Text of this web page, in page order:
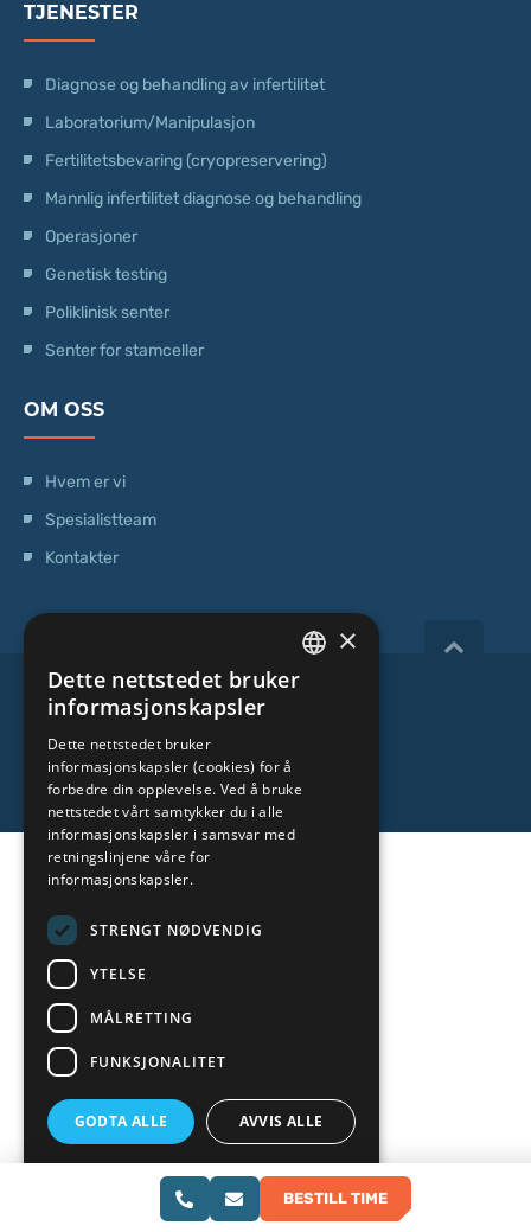
BESTILL TIME
TJENESTER
Diagnose og behandling av infertilitet
Laboratorium/Manipulasjon
Fertilitetsbevaring (cryopreservering)
Mannlig infertilitet diagnose og behandling
Operasjoner
Genetisk testing
Poliklinisk senter
Senter for stamceller
OM OSS
Hvem er vi
Spesialistteam
Kontakter
Copyright 2026, iVF Riga.
Personvernregler Vilkår og betingelser
Nettstedutvikling:
LATVIAN
RUSSIAN
×
Dette nettstedet bruker
informasjonskapsler
Dette nettstedet bruker
informasjonskapsler (cookies) for å
forbedre din opplevelse. Ved å bruke
nettstedet vårt samtykker du i alle
informasjonskapsler i samsvar med
retningslinjene våre for
informasjonskapsler.
STRENGT NØDVENDIG
YTELSE
MÅLRETTING
FUNKSJONALITET
GODTA ALLE AVVIS ALLE
VIS DETALJER